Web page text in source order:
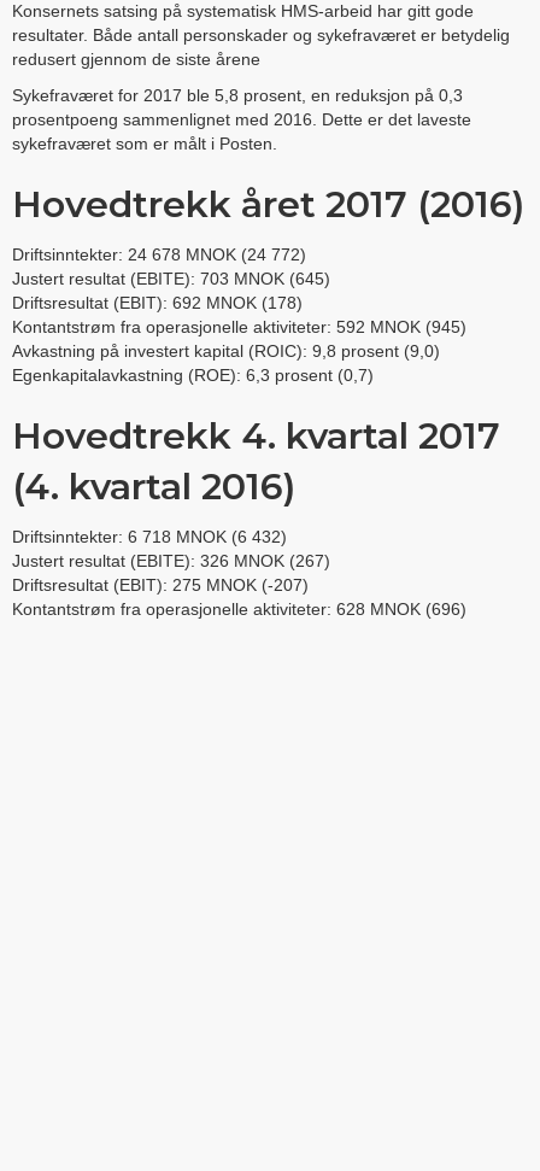
Konsernets satsing på systematisk HMS-arbeid har gitt gode
resultater. Både antall personskader og sykefraværet er betydelig
redusert gjennom de siste årene
Sykefraværet for 2017 ble 5,8 prosent, en reduksjon på 0,3
prosentpoeng sammenlignet med 2016. Dette er det laveste
sykefraværet som er målt i Posten.
Hovedtrekk året 2017 (2016)
Driftsinntekter: 24 678 MNOK (24 772)
Justert resultat (EBITE): 703 MNOK (645)
Driftsresultat (EBIT): 692 MNOK (178)
Kontantstrøm fra operasjonelle aktiviteter: 592 MNOK (945)
Avkastning på investert kapital (ROIC): 9,8 prosent (9,0)
Egenkapitalavkastning (ROE): 6,3 prosent (0,7)
Hovedtrekk 4. kvartal 2017
(4. kvartal 2016)
Driftsinntekter: 6 718 MNOK (6 432)
Justert resultat (EBITE): 326 MNOK (267)
Driftsresultat (EBIT): 275 MNOK (-207)
Kontantstrøm fra operasjonelle aktiviteter: 628 MNOK (696)